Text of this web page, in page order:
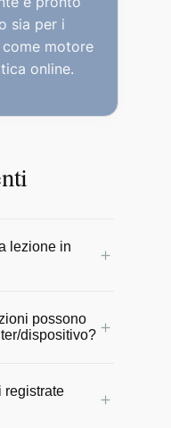
sia per i
motore
online.
lezione in
＋
a
24 ore.
il ritmo del
possono
dispositivo? ＋
da
registrate
＋